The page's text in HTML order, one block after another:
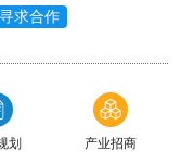
寻求合作
划 产业招商